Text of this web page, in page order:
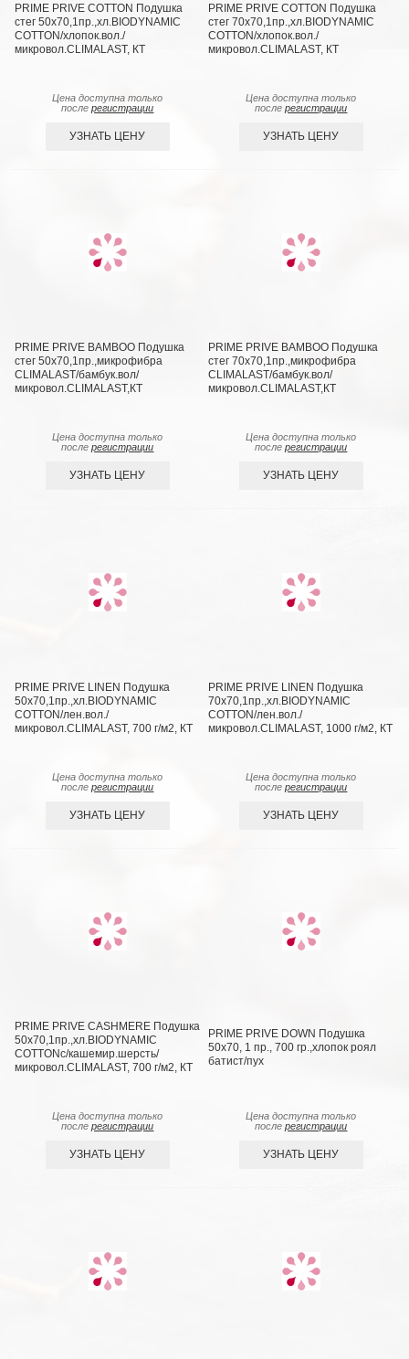
PRIME PRIVE COTTON Подушка
стег 50х70,1пр.,хл.BIODYNAMIC
COTTON/хлопок.вол./
микровол.CLIMALAST, КТ
Цена доступна только
послерегистрации
УЗНАТЬ ЦЕНУ
PRIME PRIVE COTTON Подушка
стег 70х70,1пр.,хл.BIODYNAMIC
COTTON/хлопок.вол./
микровол.CLIMALAST, КТ
Цена доступна только
послерегистрации
УЗНАТЬ ЦЕНУ
PRIME PRIVE BAMBOO Подушка
стег 50х70,1пр.,микрофибра
CLIMALAST/бамбук.вол/
микровол.CLIMALAST,КТ
Цена доступна только
послерегистрации
УЗНАТЬ ЦЕНУ
PRIME PRIVE BAMBOO Подушка
стег 70х70,1пр.,микрофибра
CLIMALAST/бамбук.вол/
микровол.CLIMALAST,КТ
Цена доступна только
послерегистрации
УЗНАТЬ ЦЕНУ
PRIME PRIVE LINEN Подушка
50х70,1пр.,хл.BIODYNAMIC
COTTON/лен.вол./
микровол.CLIMALAST, 700 г/м2, КТ
Цена доступна только
послерегистрации
УЗНАТЬ ЦЕНУ
PRIME PRIVE LINEN Подушка
70х70,1пр.,хл.BIODYNAMIC
COTTON/лен.вол./
микровол.CLIMALAST, 1000 г/м2, КТ
Цена доступна только
послерегистрации
УЗНАТЬ ЦЕНУ
PRIME PRIVE CASHMERE Подушка
50х70,1пр.,хл.BIODYNAMIC
COTTONc/кашемир.шерсть/
микровол.CLIMALAST, 700 г/м2, КТ
Цена доступна только
послерегистрации
УЗНАТЬ ЦЕНУ
PRIME PRIVE DOWN Подушка
50х70, 1 пр., 700 гр.,хлопок роял
батист/пух
Цена доступна только
послерегистрации
УЗНАТЬ ЦЕНУ